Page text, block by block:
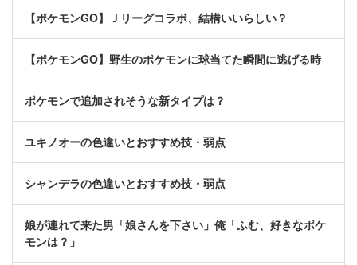
【ポケモンGO】Ｊリーグコラボ、結構いいらしい？
【ポケモンGO】野生のポケモンに球当てた瞬間に逃げる時
ポケモンで追加されそうな新タイプは？
ユキノオーの色違いとおすすめ技・弱点
シャンデラの色違いとおすすめ技・弱点
娘が連れて来た男「娘さんを下さい」俺「ふむ、好きなポケ
モンは？」